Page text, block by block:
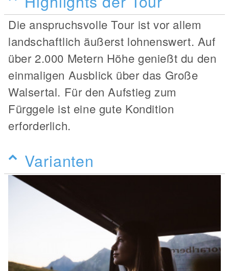
Die anspruchsvolle Tour ist vor allem
landschaftlich äußerst lohnenswert. Auf
über 2.000 Metern Höhe genießt du den
einmaligen Ausblick über das Große
Walsertal. Für den Aufstieg zum
Fürggele ist eine gute Kondition
erforderlich.
Varianten